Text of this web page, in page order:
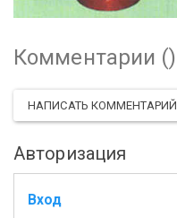
Комментарии ()
НАПИСАТЬ КОММЕНТАРИЙ
Авторизация
Вход